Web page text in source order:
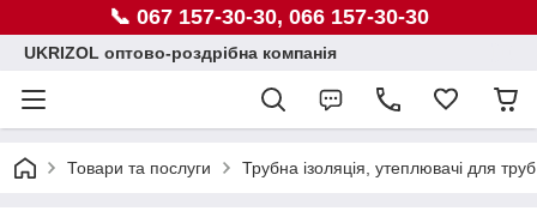
📞 067 157-30-30, 066 157-30-30
UKRIZOL оптово-роздрібна компанія
Товари та послуги Трубна ізоляція, утеплювачі для труб